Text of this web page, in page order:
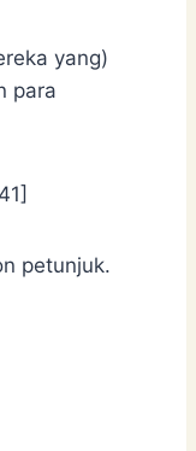
yang)
para
petunjuk.